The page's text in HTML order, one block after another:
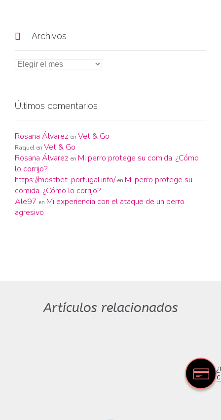
 Archivos
Últimos comentarios
Rosana Álvarez en Vet & Go
Raquel en Vet & Go
Rosana Álvarez en Mi perro protege su comida. ¿Cómo
lo corrijo?
https://mostbet-portugal.info/ en Mi perro protege su
comida. ¿Cómo lo corrijo?
Ale97 en Mi experiencia con el ataque de un perro
agresivo
Artículos relacionados